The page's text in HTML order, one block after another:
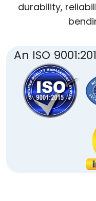
durability,
An ISO